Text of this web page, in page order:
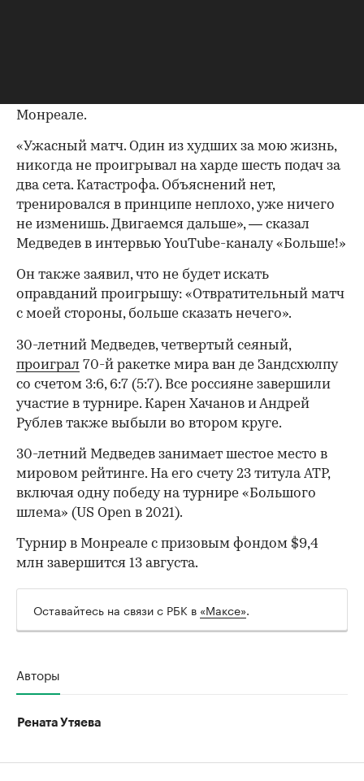
Монреале.
«Ужасный матч. Один из худших за мою жизнь,
никогда не проигрывал на харде шесть подач за
два сета. Катастрофа. Объяснений нет,
тренировался в принципе неплохо, уже ничего
не изменишь. Двигаемся дальше», — сказал
Медведев в интервью YouTube-каналу «Больше!»
Он также заявил, что не будет искать
оправданий проигрышу: «Отвратительный матч
с моей стороны, больше сказать нечего».
00:00 00:00
30-летний Медведев, четвертый сеяный,
проиграл 70-й ракетке мира ван де Зандсхюлпу
со счетом 3:6, 6:7 (5:7). Все россияне завершили
участие в турнире. Карен Хачанов и Андрей
Рублев также выбыли во втором круге.
30-летний Медведев занимает шестое место в
мировом рейтинге. На его счету 23 титула ATP,
включая одну победу на турнире «Большого
шлема» (US Open в 2021).
Турнир в Монреале с призовым фондом $9,4
млн завершится 13 августа.
Оставайтесь на связи с РБК в «Максе».
Авторы
Рената Утяева